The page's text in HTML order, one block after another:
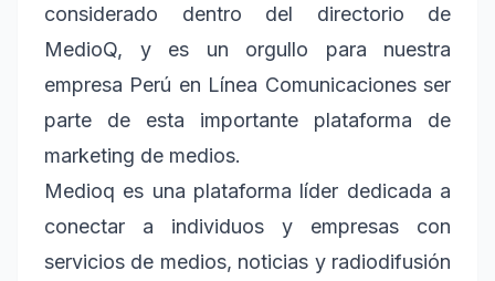
considerado dentro del directorio de
MedioQ, y es un orgullo para nuestra
empresa Perú en Línea Comunicaciones ser
parte de esta importante plataforma de
marketing de medios.
Medioq es una plataforma líder dedicada a
conectar a individuos y empresas con
servicios de medios, noticias y radiodifusión